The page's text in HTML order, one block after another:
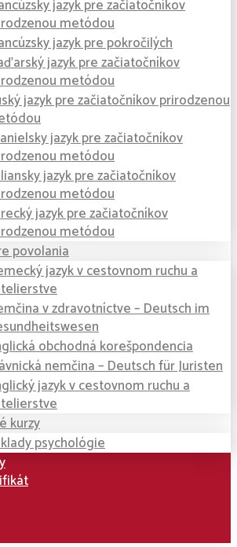
jazyk pre začiatočníkov
metódou
jazyk pre pokročilých
jazyk pre začiatočníkov
metódou
jazyk pre začiatočníkov prirodzenou
jazyk pre začiatočníkov
metódou
jazyk pre začiatočníkov
metódou
jazyk pre začiatočníkov
metódou
povolania
jazyk v cestovnom ruchu a
v zdravotníctve – Deutsch im
obchodná korešpondencia
nemčina – Deutsch für Juristen
jazyk v cestovnom ruchu a
kurzy
psychológie